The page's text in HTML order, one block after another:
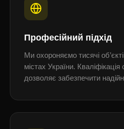
Професійний підхід
Ми охороняємо тисячі
містах України. Кваліфікація
дозволяє забезпечити